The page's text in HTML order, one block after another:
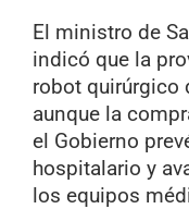
El ministro de
indicó que la
robot quirúrgico
aunque la
el Gobierno
hospitalario y
los equipos